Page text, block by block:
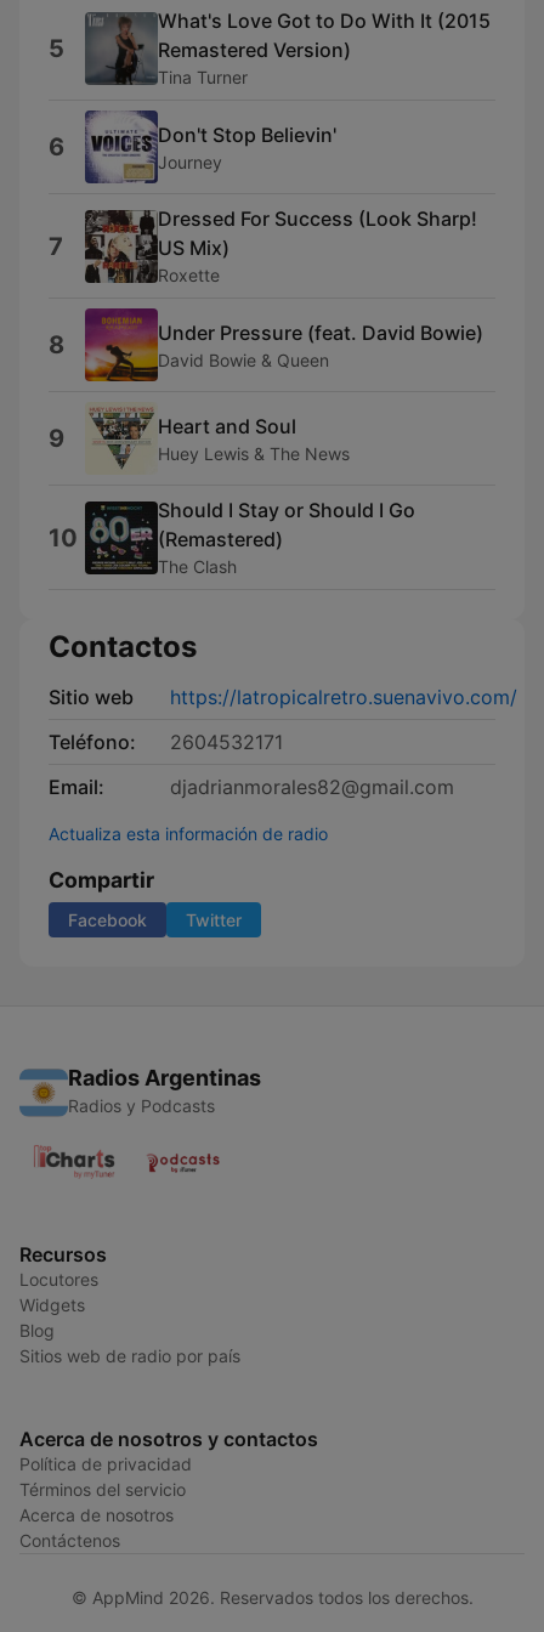
5
What's Love Got to Do With It (2015
Remastered Version)
Tina Turner
6 Don't Stop Believin'
Journey
7
Dressed For Success (Look Sharp!
US Mix)
Roxette
8 Under Pressure (feat. David Bowie)
David Bowie & Queen
9 Heart and Soul
Huey Lewis & The News
10
Should I Stay or Should I Go
(Remastered)
The Clash
Contactos
Sitio web
https://latropicalretro.suenavivo.com/
Teléfono:
2604532171
Email:
djadrianmorales82@gmail.com
Actualiza esta información de radio
Compartir
Facebook Twitter
Radios Argentinas
Radios y Podcasts
Recursos
Locutores
Widgets
Blog
Sitios web de radio por país
Acerca de nosotros y contactos
Política de privacidad
Términos del servicio
Acerca de nosotros
Contáctenos
© AppMind 2026. Reservados todos los derechos.